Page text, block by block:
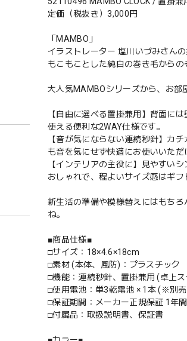
定価（税抜き）3,000円
「MAMBO」
イラストレーター 塩川いづみさん
もこもことした純白の巻き毛から
大人気MAMBOシリーズから、お部
【自由に選べる置掛兼用】背面に
使える便利な2WAY仕様です。
【音が気にならない連続秒針】カ
も音を気にせず快適にお使いいただ
【インテリアの主役に】見やすい
おしゃれで、程よいサイズ感はギフ
新生活の準備や模様替えにはもち
ね。
■商品仕様■
□サイズ：18×4.6×18cm
□素材 (本体、風防)：プラスチック
□機能：連続秒針、置掛兼用 (卓上
□使用電池：単3乾電池 × 1本 (※別
□保証期間：メーカー正規保証 1年間
□付属品：取扱説明書、保証書